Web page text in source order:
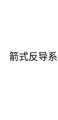
箭式反导